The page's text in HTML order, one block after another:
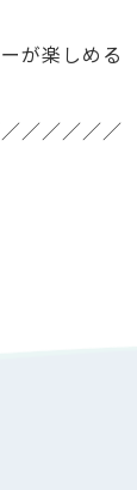
が楽しめる
／／／／／